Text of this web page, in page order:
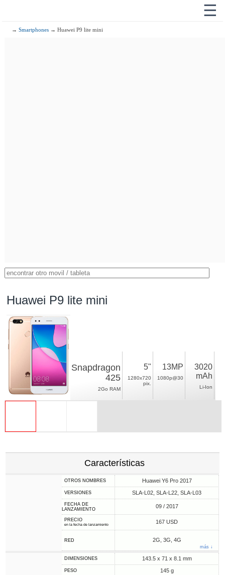
☰
→Smartphones → Huawei P9 lite mini
Huawei P9 lite mini
Snapdragon
425
2Go RAM
5"
1280x720
pix.
13MP
1080p@30
3020
mAh
Li-Ion
Características
OTROS NOMBRES Huawei Y6 Pro 2017
VERSIONES SLA-L02, SLA-L22, SLA-L03
FECHA DE
LANZAMIENTO
09 / 2017
PRECIO
en la fecha de lanzamiento 167 USD
RED 2G, 3G, 4G
más ↓
DIMENSIONES 143.5 x 71 x 8.1 mm
PESO 145 g